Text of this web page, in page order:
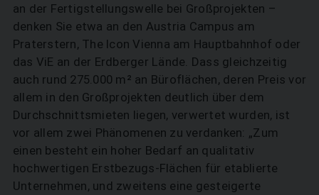
an der Fertigstellungswelle bei Großprojekten –
denken Sie etwa an den Austria Campus am
Praterstern, The Icon Vienna­ am Hauptbahnhof oder
das ViE an der Erdberger ­Lände. Dass gleichzeitig
auch rund 275.000 m² an Büroflächen, deren Preis vor
allem in den Großprojekten deutlich über dem
Durchschnittsmieten liegen, verwertet wurden, ist
vor allem zwei Phänomenen zu verdanken: „Zum
einen besteht ein hoher Bedarf an qualitativ
hochwertigen Erstbezugs-Flächen für etablierte
Unternehmen, und zweitens eine gesteigerte